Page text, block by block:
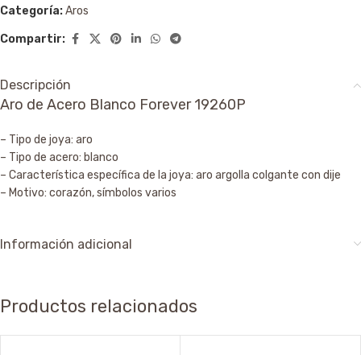
Categoría:Aros
Compartir:
Descripción
Aro de Acero Blanco Forever 19260P
– Tipo de joya: aro
– Tipo de acero: blanco
– Característica específica de la joya: aro argolla colgante con dije
– Motivo: corazón, símbolos varios
Información adicional
Productos relacionados